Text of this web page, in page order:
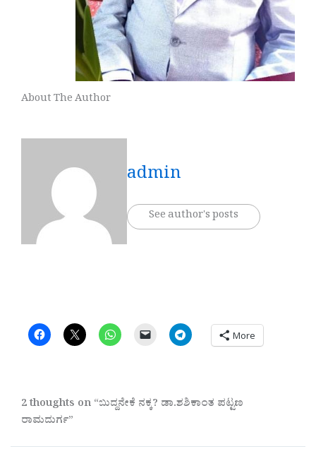
About The Author
admin
See author's posts
More
2 thoughts on “ಬುದ್ದನೇಕೆ ನಕ್ಕ? ಡಾ.ಶಶಿಕಾಂತ ಪಟ್ಟಣ
ರಾಮದುರ್ಗ”